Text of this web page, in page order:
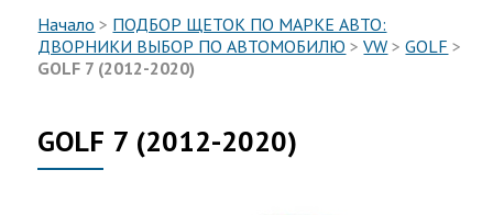
Начало > ПОДБОР ЩЕТОК ПО МАРКЕ АВТО:
ДВОРНИКИ ВЫБОР ПО АВТОМОБИЛЮ >VW >GOLF >
GOLF 7 (2012-2020)
GOLF 7 (2012-2020)